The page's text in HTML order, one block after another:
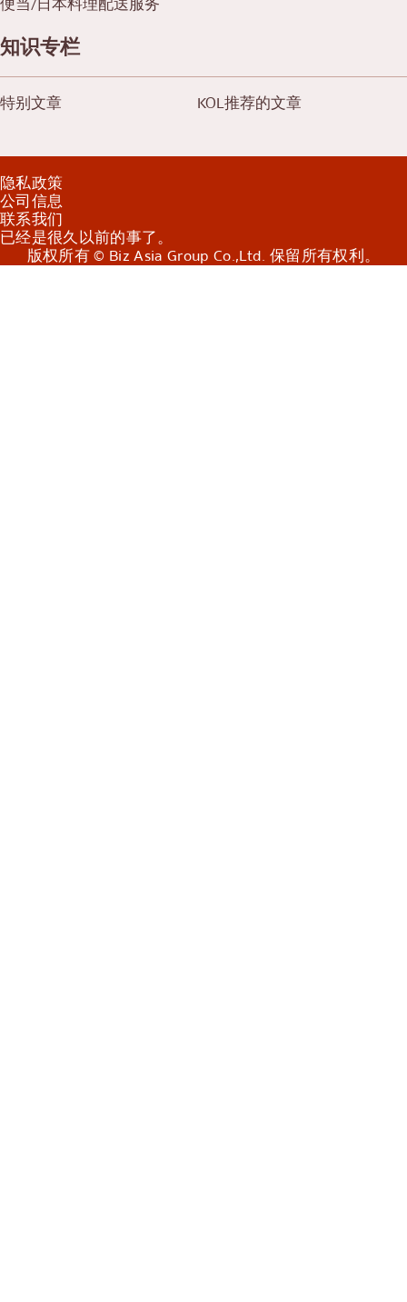
知识专栏
特别文章 KOL推荐的文章
隐私政策
公司信息
联系我们
已经是很久以前的事了。
版权所有 © Biz Asia Group Co.,Ltd. 保留所有权利。